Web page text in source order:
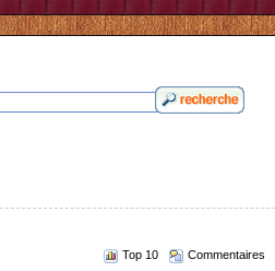
Top 10 Commentaires